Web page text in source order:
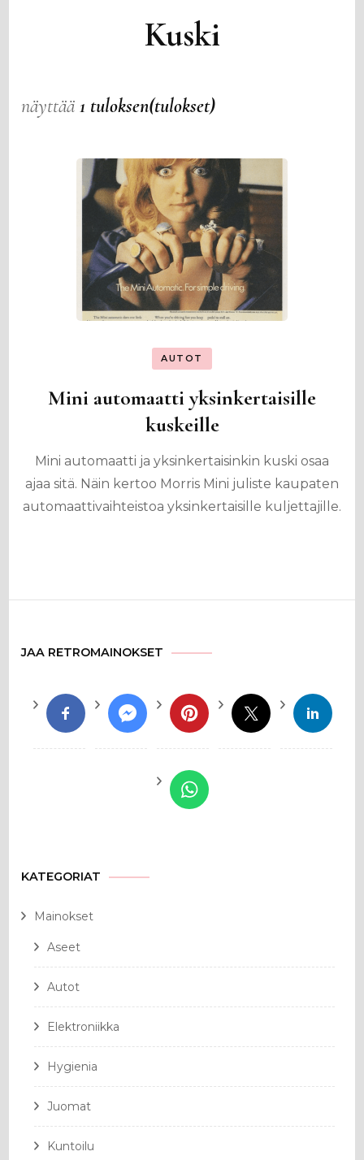
Kuski
näyttää1 tuloksen(tulokset)
AUTOT
Mini automaatti yksinkertaisille
kuskeille
Mini automaatti ja yksinkertaisinkin kuski osaa
ajaa sitä. Näin kertoo Morris Mini juliste kaupaten
automaattivaihteistoa yksinkertaisille kuljettajille.
JAA RETROMAINOKSET
KATEGORIAT
Mainokset
Aseet
Autot
Elektroniikka
Hygienia
Juomat
Kuntoilu